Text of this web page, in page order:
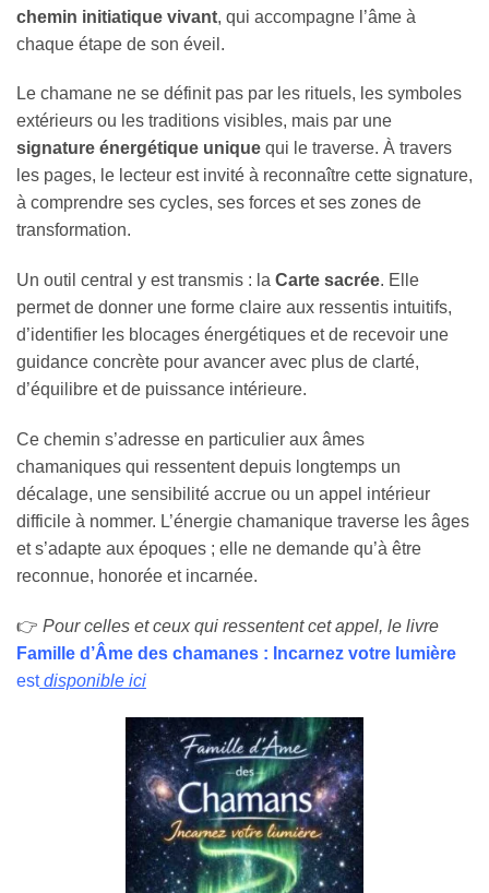
chemin initiatique vivant, qui accompagne l’âme à
chaque étape de son éveil.
Le chamane ne se définit pas par les rituels, les symboles
extérieurs ou les traditions visibles, mais par une
signature énergétique unique qui le traverse. À travers
les pages, le lecteur est invité à reconnaître cette signature,
à comprendre ses cycles, ses forces et ses zones de
transformation.
Un outil central y est transmis : la Carte sacrée. Elle
permet de donner une forme claire aux ressentis intuitifs,
d’identifier les blocages énergétiques et de recevoir une
guidance concrète pour avancer avec plus de clarté,
d’équilibre et de puissance intérieure.
Ce chemin s’adresse en particulier aux âmes
chamaniques qui ressentent depuis longtemps un
décalage, une sensibilité accrue ou un appel intérieur
difficile à nommer. L’énergie chamanique traverse les âges
et s’adapte aux époques ; elle ne demande qu’à être
reconnue, honorée et incarnée.
👉 Pour celles et ceux qui ressentent cet appel, le livre
Famille d’Âme des chamanes : Incarnez votre lumière
estdisponible ici